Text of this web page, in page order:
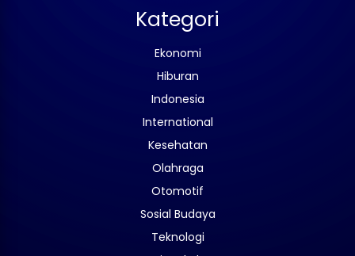
Kategori
Ekonomi
Hiburan
Indonesia
International
Kesehatan
Olahraga
Otomotif
Sosial Budaya
Teknologi